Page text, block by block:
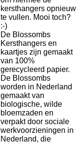
kersthangers opnieuw
te vullen. Mooi toch?
:-)
De Blossombs
Kersthangers en
kaartjes zijn gemaakt
van 100%
gerecycleerd papier.
De Blossombs
worden in Nederland
gemaakt van
biologische, wilde
bloemzaden en
verpakt door sociale
werkvoorzieningen in
Nederland, die